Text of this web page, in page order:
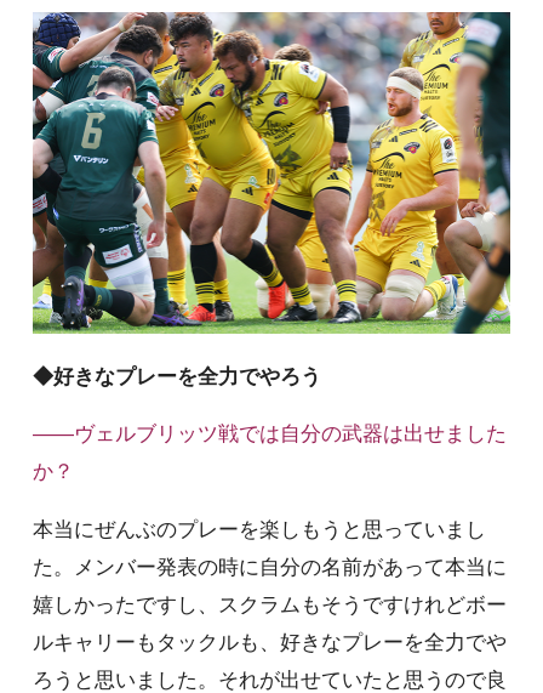
◆好きなプレーを全力でやろう
――ヴェルブリッツ戦では自分の武器は出せました
か？
本当にぜんぶのプレーを楽しもうと思っていまし
た。メンバー発表の時に自分の名前があって本当に
嬉しかったですし、スクラムもそうですけれどボー
ルキャリーもタックルも、好きなプレーを全力でや
ろうと思いました。それが出せていたと思うので良